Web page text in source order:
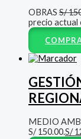
OBRAS S/
precio actual
MEDIO
S/ 150.00.S/